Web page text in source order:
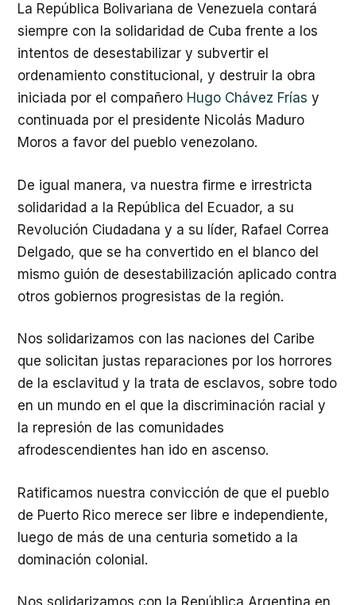
La República Bolivariana de Venezuela contará
siempre con la solidaridad de Cuba frente a los
intentos de desestabilizar y subvertir el
ordenamiento constitucional, y destruir la obra
iniciada por el compañero Hugo Chávez Frías y
continuada por el presidente Nicolás Maduro
Moros a favor del pueblo venezolano.
De igual manera, va nuestra firme e irrestricta
solidaridad a la República del Ecuador, a su
Revolución Ciudadana y a su líder, Rafael Correa
Delgado, que se ha convertido en el blanco del
mismo guión de desestabilización aplicado contra
otros gobiernos progresistas de la región.
Nos solidarizamos con las naciones del Caribe
que solicitan justas reparaciones por los horrores
de la esclavitud y la trata de esclavos, sobre todo
en un mundo en el que la discriminación racial y
la represión de las comunidades
afrodescendientes han ido en ascenso.
Ratificamos nuestra convicción de que el pueblo
de Puerto Rico merece ser libre e independiente,
luego de más de una centuria sometido a la
dominación colonial.
Nos solidarizamos con la República Argentina en